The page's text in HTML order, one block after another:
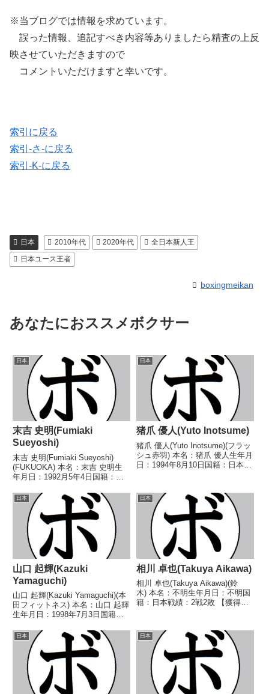
※当ブログでは情報を求めています。
誤った情報、追記すべき内容等ありましたら精査の上反
映させていただきますので
コメントいただけますと幸いです。
索引に戻る
索引-さ-に戻る
索引-K-に戻る
日本 2010年代 2020年代
全日本新人王
日本ユース王者
boxingmeikan
あなたにおススメボクサー
日本
末吉 史明(Fumiaki
Sueyoshi)
末吉 史明(Fumiaki Sueyoshi)
(FUKUOKA) 本名：末吉 史明生
年月日：1992月5年4日国籍：日
分 【獲得タイトル】2017年度西
部日本フェザー級新人王 【戦
歴】2015/03/15...
日本
猪爪 優人(Yuto Inotsume)
猪爪 優人(Yuto Inotsume)(フラッ
シュ赤羽) 本名：猪爪 優人生年月
日：1994年8月10日国籍：日本戦
判定 0-1(38-38、38-38、36-4...
日本
山口 起輝(Kazuki
Yamaguchi)
山口 起輝(Kazuki Yamaguchi)(本
田フィットネス) 本名：山口 起輝
生年月日：1998年7月3日国籍：
ル】なし 【戦歴】2023/06/25
●2RTKO 端山 征一郎(三松
S) 【補足情報】...
日本
相川 卓也(Takuya Aikawa)
相川 卓也(Takuya Aikawa)(鈴
木) 本名：不明生年月日：不明国
籍：日本戦績：2戦2敗 【獲得タ
明) 高津 昭吉(京
浜)1946/12/28 ●4R判定 (採点不
日本 日本